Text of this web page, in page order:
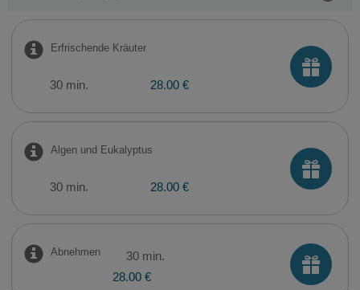
Erfrischende Kräuter
30 min. 28.00 €
Algen und Eukalyptus
30 min. 28.00 €
Abnehmen
30 min.
28.00 €